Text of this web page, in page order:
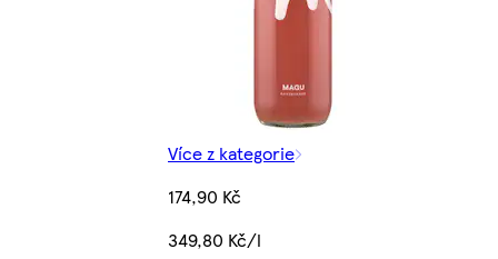
Více z kategorie
174,90 Kč
349,80 Kč/l